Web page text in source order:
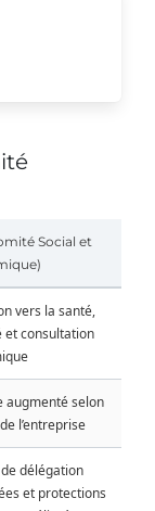
Social et
vers la santé,
et consultation
augmenté selon
l’entreprise
délégation
et protections